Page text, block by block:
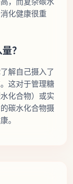
化健康很重
？
解自己摄入了
这对于管理糖
化合物）或实
碳水化合物摄
。